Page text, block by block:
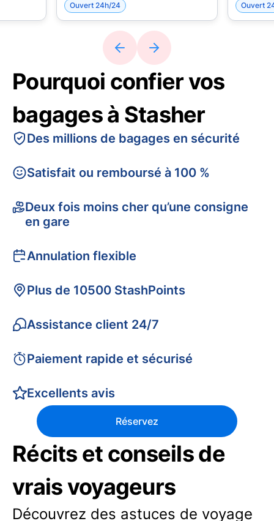
Ouvert 24h/24 Ouvert
Pourquoi confier vos
bagages à Stasher
Des millions de bagages en sécurité
Satisfait ou remboursé à 100 %
Deux fois moins cher qu’une consigne
en gare
Annulation flexible
Plus de 10500 StashPoints
Assistance client 24/7
Paiement rapide et sécurisé
Excellents avis
Réservez
Récits et conseils de
vrais voyageurs
Découvrez des astuces de voyage